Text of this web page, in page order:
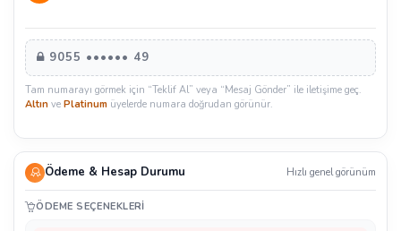
9055 •••••• 49
Tam numarayı görmek için “Teklif Al” veya “Mesaj Gönder” ile iletişime geç.
Altın ve Platinum üyelerde numara doğrudan görünür.
Ödeme & Hesap Durumu Hızlı genel görünüm
ÖDEME SEÇENEKLERI